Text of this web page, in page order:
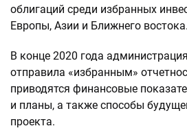
облигаций среди избранных
Европы, Азии и Ближнего востока.
В конце 2020 года
отправила «избранным»
приводятся финансовые
и планы, а также способы
проекта.